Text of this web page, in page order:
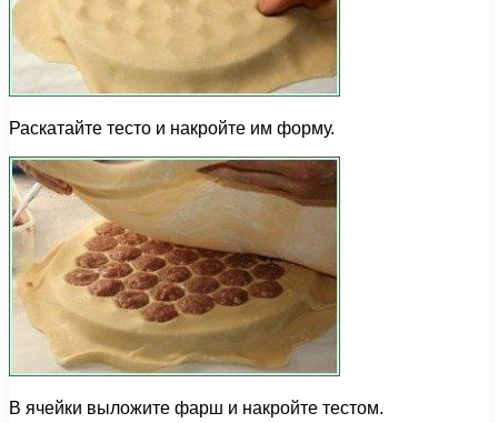
Раскатайте тесто и накройте им форму.
В ячейки выложите фарш и накройте тестом.